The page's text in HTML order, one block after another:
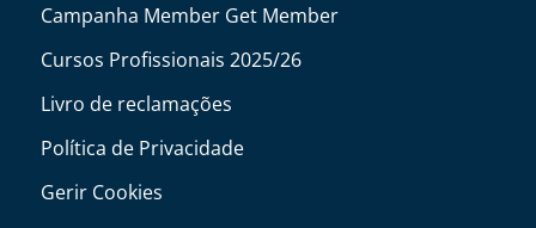
Campanha Member Get Member
Cursos Profissionais 2025/26
Livro de reclamações
Política de Privacidade
Gerir Cookies